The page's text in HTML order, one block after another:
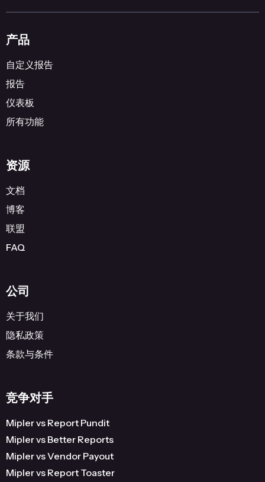
产品
自定义报告
报告
仪表板
所有功能
资源
文档
博客
联盟
FAQ
公司
关于我们
隐私政策
条款与条件
竞争对手
Mipler vs Report Pundit
Mipler vs Better Reports
Mipler vs Vendor Payout
Mipler vs Report Toaster